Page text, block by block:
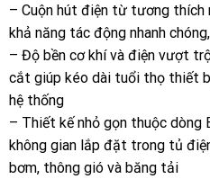
– Cuộn hút điện từ tương thích
khả năng tác động nhanh
– Độ bền cơ khí và điện vượt
cắt giúp kéo dài tuổi thọ thiết
hệ thống
– Thiết kế nhỏ gọn thuộc dòng
không gian lắp đặt trong tủ
bơm, thông gió và băng tải